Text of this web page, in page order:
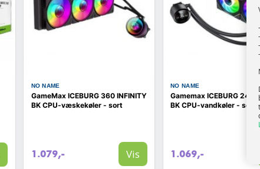
NO NAME
GameMax ICEBURG 360 INFINITY
BK CPU-væskekøler - sort
1.079,- Vis
NO NAME
Gamemax ICEBURG 240
BK CPU-vandkøler - sort
1.069,-